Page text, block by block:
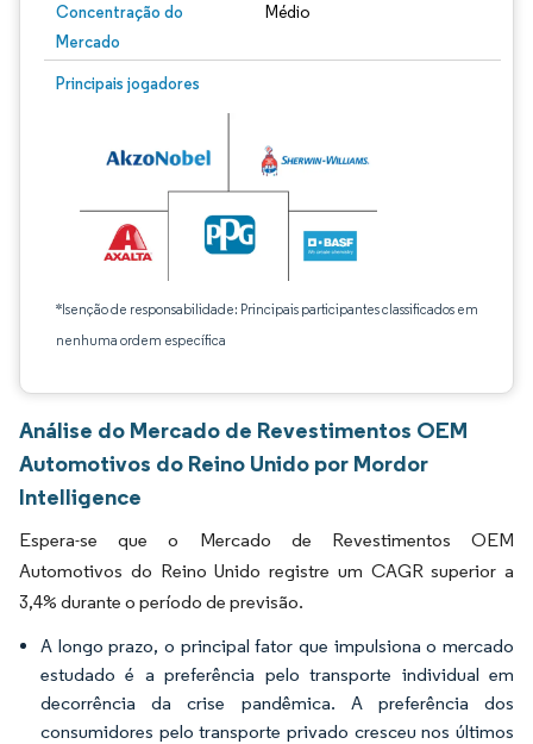
Concentração do
Mercado
Médio
Principais jogadores
*Isenção de responsabilidade: Principais participantes classificados em
nenhuma ordem específica
Análise do Mercado de Revestimentos OEM
Automotivos do Reino Unido por Mordor
Intelligence
Espera-se que o Mercado de Revestimentos OEM
Automotivos do Reino Unido registre um CAGR superior a
3,4% durante o período de previsão.
A longo prazo, o principal fator que impulsiona o mercado
estudado é a preferência pelo transporte individual em
decorrência da crise pandêmica. A preferência dos
consumidores pelo transporte privado cresceu nos últimos